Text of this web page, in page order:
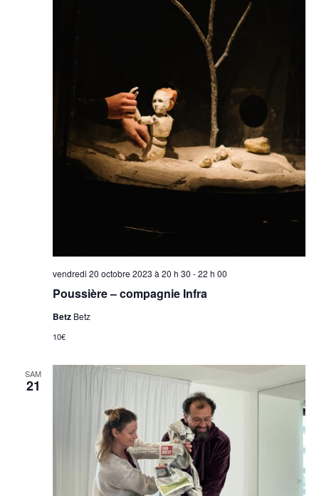
Poussière – compagnie Infra
vendredi 20 octobre 2023 à 20 h 30 -22 h 00
Betz Betz
10€
SAM
21